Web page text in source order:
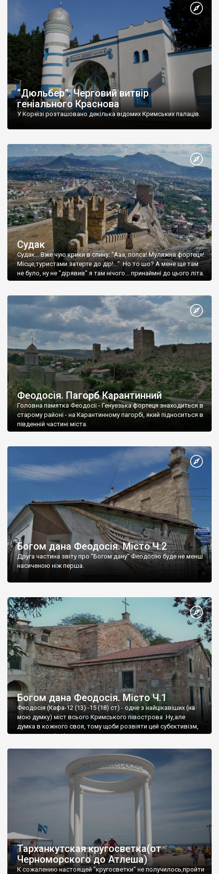
“Дюльбер”. Черговий витвір
геніального Краснова
У Кореїзі розташовано декілька відомих Кримських палаців.
Судак
Судак... Вже чую крики в спину: "Ааа, попса! Муляжна фортеця!
Місце,туристами затерте до дір!..." Но то шо? А мене ще там
не було, ну не "дірявив" я там нічого... принаймні до цього літа.
Феодосія. Пагорб Карантинний
Головна памятка Феодосії - Генуезька фортеця знаходиться в
старому районі - на Карантинному пагорбі, який підноситься в
південній частині міста.
Богом дана Феодосія. Місто Ч.2
Друга частина звіту про "Богом дану" Феодосію буде не менш
насиченою ніж перша.
Богом дана Феодосія. Місто Ч.1
Феодосія (Кафа-12 (13) -15 (18) ст) - одне з найцікавіших (на
мою думку) міст всього Кримського півострова .Ну,але
думка в кожного своя, тому щоби розвіяти цей субєктивізм,
запрошую відвідати це
Тарханкутская кругосветка(от
Черноморского до Атлеша)
К сожалению настоящей "кругосветки" не получилось,пройти